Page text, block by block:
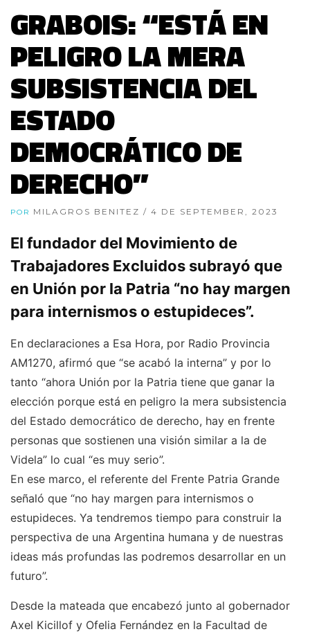
GRABOIS: “ESTÁ EN
PELIGRO LA MERA
SUBSISTENCIA DEL
ESTADO
DEMOCRÁTICO DE
DERECHO”
POR MILAGROS BENITEZ / 4 DE SEPTEMBER, 2023
El fundador del Movimiento de
Trabajadores Excluidos subrayó que
en Unión por la Patria “no hay margen
para internismos o estupideces”.
En declaraciones a Esa Hora, por Radio Provincia
AM1270, afirmó que “se acabó la interna” y por lo
tanto “ahora Unión por la Patria tiene que ganar la
elección porque está en peligro la mera subsistencia
del Estado democrático de derecho, hay en frente
personas que sostienen una visión similar a la de
Videla” lo cual “es muy serio”.
En ese marco, el referente del Frente Patria Grande
señaló que “no hay margen para internismos o
estupideces. Ya tendremos tiempo para construir la
perspectiva de una Argentina humana y de nuestras
ideas más profundas las podremos desarrollar en un
futuro”.
Desde la mateada que encabezó junto al gobernador
Axel Kicillof y Ofelia Fernández en la Facultad de